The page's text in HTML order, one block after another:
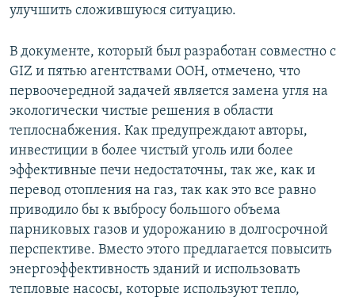
улучшить сложившуюся ситуацию.
В документе, который был разработан совместно с
GIZ и пятью агентствами ООН, отмечено, что
первоочередной задачей является замена угля на
экологически чистые решения в области
теплоснабжения. Как предупреждают авторы,
инвестиции в более чистый уголь или более
эффективные печи недостаточны, так же, как и
перевод отопления на газ, так как это все равно
приводило бы к выбросу большого объема
парниковых газов и удорожанию в долгосрочной
перспективе. Вместо этого предлагается повысить
энергоэффективность зданий и использовать
тепловые насосы, которые используют тепло,